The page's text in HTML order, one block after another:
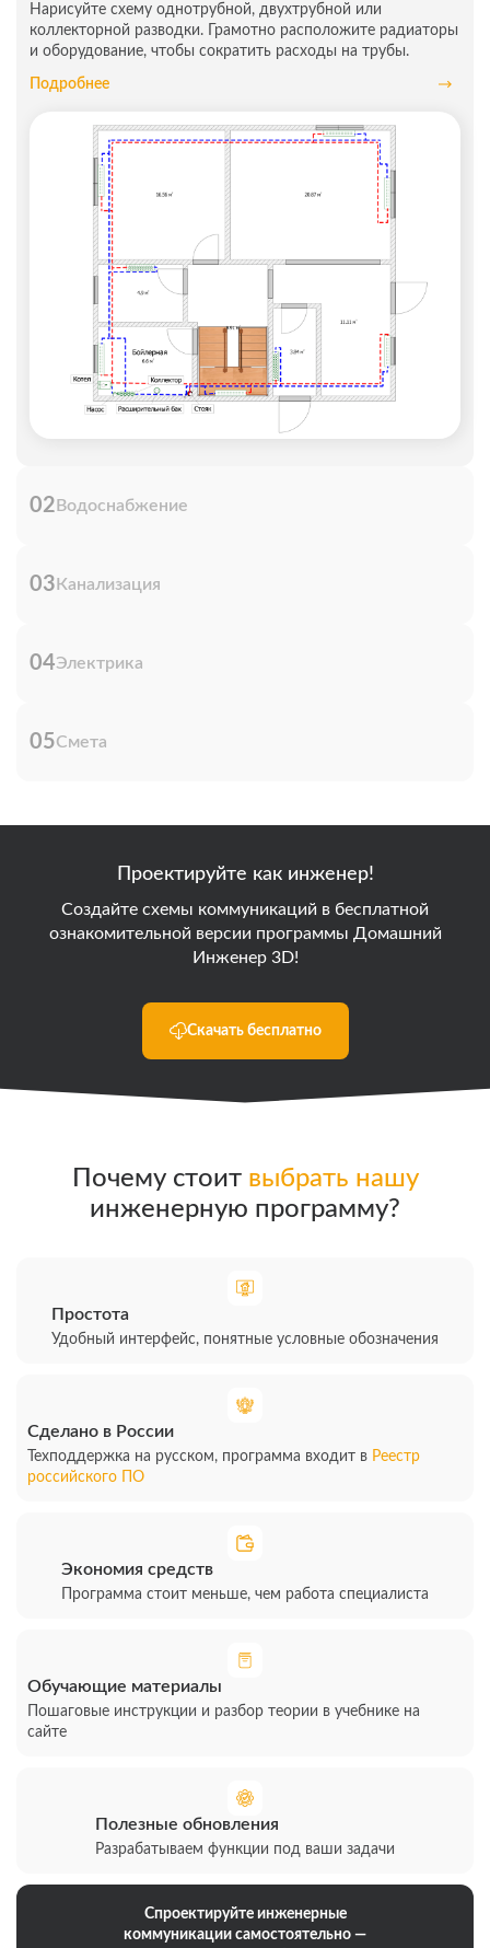
Нарисуйте схему однотрубной, двухтрубной или
коллекторной разводки. Грамотно расположите радиаторы
и оборудование, чтобы сократить расходы на трубы.
Подробнее
02Водоснабжение
03Канализация
04Электрика
05Смета
Проектируйте как инженер!
Создайте схемы коммуникаций в бесплатной
ознакомительной версии программы Домашний
Инженер 3D!
Скачать бесплатно
Почему стоит выбрать нашу
инженерную программу?
Простота
Удобный интерфейс, понятные условные обозначения
Сделано в России
Техподдержка на русском, программа входит в Реестр
российского ПО
Экономия средств
Программа стоит меньше, чем работа специалиста
Обучающие материалы
Пошаговые инструкции и разбор теории в учебнике на
сайте
Спроектируйте инженерные
коммуникации самостоятельно —
Полезные обновления
Разрабатываем функции под ваши задачи